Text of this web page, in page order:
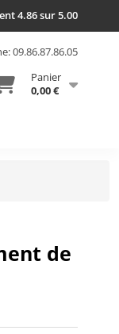
4.86 sur 5.00
09.86.87.86.05
Panier
0,00 €
de